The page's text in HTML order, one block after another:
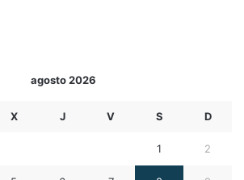
agosto 2026
X J V S D
1 2